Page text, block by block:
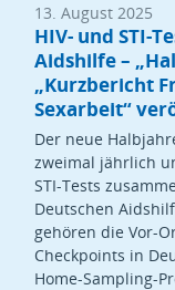
13. August 2025
HIV- und STI-
Aidshilfe –
„Kurzbericht
Sexarbeit“
Der neue
zweimal jährlich
STI-Tests
Deutschen
gehören die Vor-
Checkpoints in
Home-Sampling-